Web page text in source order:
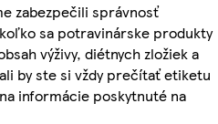
zabezpečili správnosť
sa potravinárske produkty
výživy, diétnych zložiek a
by ste si vždy prečítať etiketu
informácie poskytnuté na